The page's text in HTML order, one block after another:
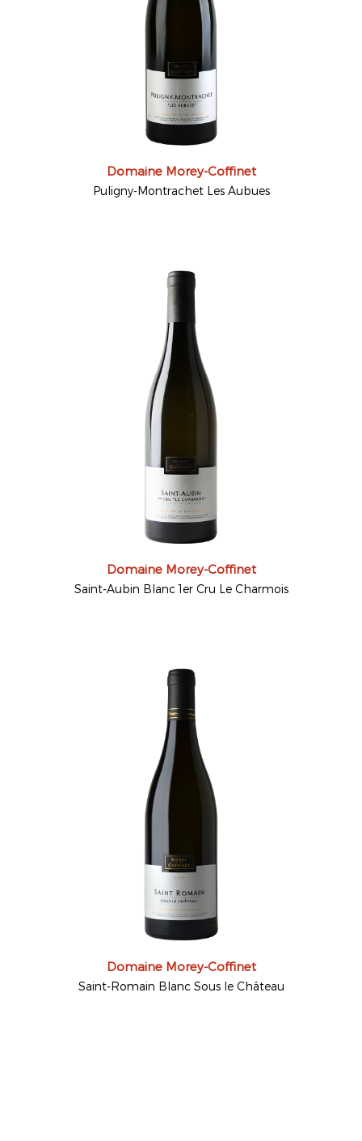
Domaine Morey-Coffinet
Puligny-Montrachet Les Aubues
Domaine Morey-Coffinet
Saint-Aubin Blanc 1er Cru Le Charmois
Domaine Morey-Coffinet
Saint-Romain Blanc Sous le Château